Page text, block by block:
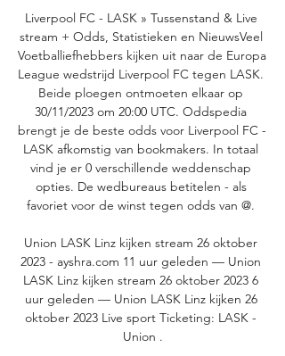
Liverpool FC - LASK » Tussenstand & Live
stream + Odds, Statistieken en NieuwsVeel
Voetballiefhebbers kijken uit naar de Europa
League wedstrijd Liverpool FC tegen LASK.
Beide ploegen ontmoeten elkaar op
30/11/2023 om 20:00 UTC. Oddspedia
brengt je de beste odds voor Liverpool FC -
LASK afkomstig van bookmakers. In totaal
vind je er 0 verschillende weddenschap
opties. De wedbureaus betitelen - als
favoriet voor de winst tegen odds van @.
Union LASK Linz kijken stream 26 oktober
2023 - ayshra.com 11 uur geleden — Union
LASK Linz kijken stream 26 oktober 2023 6
uur geleden — Union LASK Linz kijken 26
oktober 2023 Live sport Ticketing: LASK -
Union .